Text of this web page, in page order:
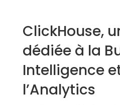
ClickHouse,
dédiée à la
Intelligence
l’Analytics